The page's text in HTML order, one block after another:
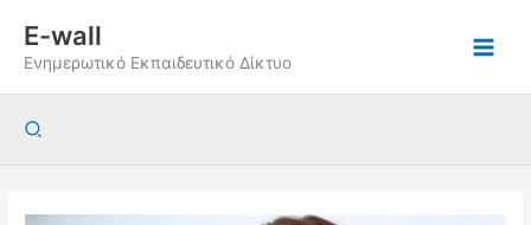
περιεχόμενο
E-wall
Ενημερωτικό Εκπαιδευτικό Δίκτυο
Αναζήτηση